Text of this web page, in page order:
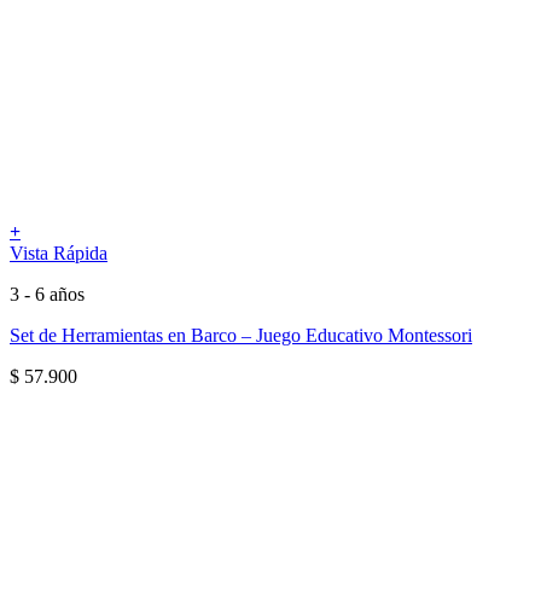
+
Vista Rápida
3 - 6 años
Set de Herramientas en Barco – Juego Educativo Montessori
$ 57.900